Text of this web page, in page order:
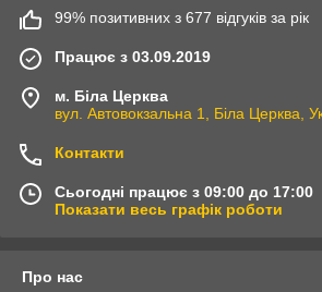
99% позитивних з 677 відгуків за рік
Працює з 03.09.2019
м. Біла Церква
вул. Автовокзальна 1, Біла Церква,
Контакти
Сьогодні працює з 09:00 до 17:00
Показати весь графік роботи
Про нас